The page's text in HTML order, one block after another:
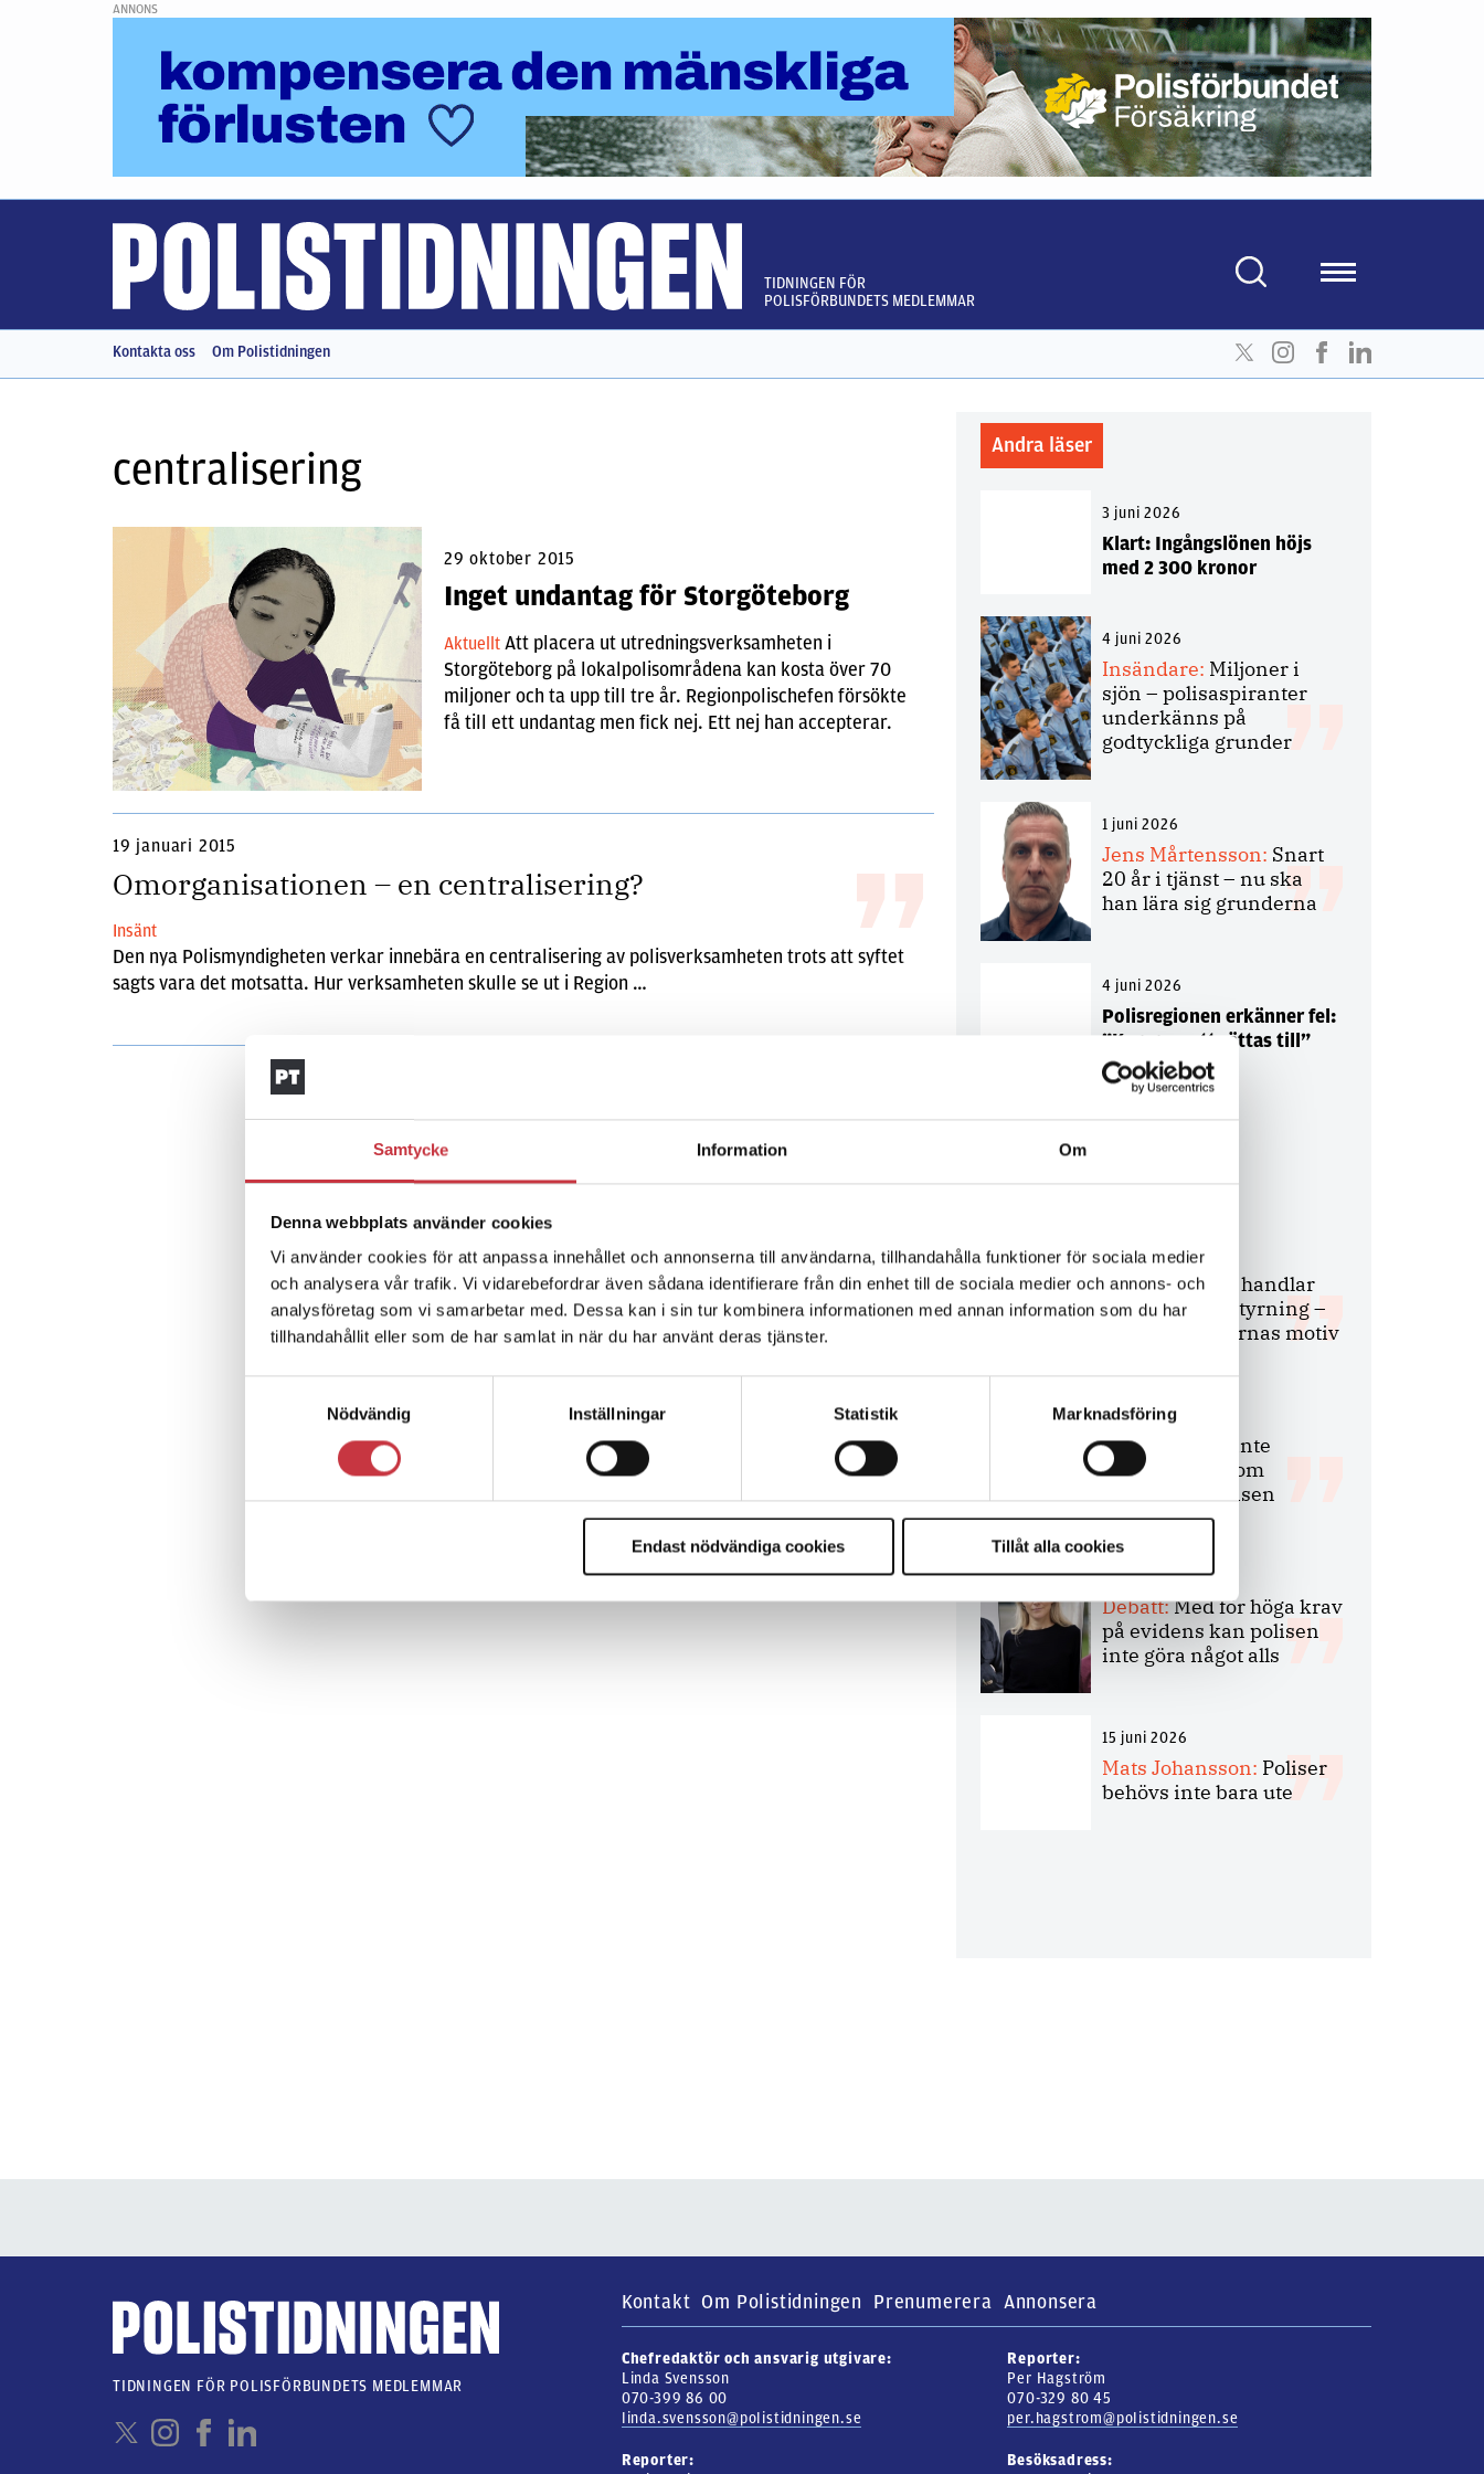
Samtycke Information Om
Denna webbplats använder cookies
Vi använder cookies för att anpassa innehållet och annonserna till användarna, tillhandahålla funktioner för sociala medier
och analysera vår trafik. Vi vidarebefordrar även sådana identifierare från din enhet till de sociala medier och annons- och
analysföretag som vi samarbetar med. Dessa kan i sin tur kombinera informationen med annan information som du har
tillhandahållit eller som de har samlat in när du har använt deras tjänster.
Nödvändig
Inställningar Statistik Marknadsföring
Endast nödvändiga cookies Tillåt alla cookies
ANNONS
TIDNINGEN FÖR
POLISFÖRBUNDETS MEDLEMMAR
Kontakta oss Om Polistidningen
centralisering
29 oktober 2015
Inget undantag för Storgöteborg
Aktuellt Att placera ut utredningsverksamheten i
Storgöteborg på lokalpolisområdena kan kosta över 70
miljoner och ta upp till tre år. Regionpolischefen försökte
få till ett undantag men fick nej. Ett nej han accepterar.
19 januari 2015
Omorganisationen – en centralisering?
Insänt
Den nya Polismyndigheten verkar innebära en centralisering av polisverksamheten trots att syftet
sagts vara det motsatta. Hur verksamheten skulle se ut i Region …
Andra läser
3 juni 2026
Klart: Ingångslönen höjs
med 2 300 kronor
4 juni 2026
Insändare: Miljoner i
sjön – polisaspiranter
underkänns på
godtyckliga grunder
1 juni 2026
Jens Mårtensson: Snart
20 år i tjänst – nu ska
han lära sig grunderna
4 juni 2026
Polisregionen erkänner fel:
”Kommer att rättas till”
Debatt
9 juli 2026
Slutreplik:Det handlar
om kunskapsstyrning –
inte om forskarnas motiv
8 juli 2026
Replik:
Det är inte
evidenskrav som
bakbinder polisen
7 juli 2026
Debatt:Med för höga krav
på evidens kan polisen
inte göra något alls
15 juni 2026
Mats Johansson: Poliser
behövs inte bara ute
Kontakt Om Polistidningen Prenumerera Annonsera
Chefredaktör och ansvarig utgivare:
Linda Svensson
070-399 86 00
linda.svensson@polistidningen.se
Reporter:
Per Hagström
070-329 80 45
per.hagstrom@polistidningen.se
Reporter:
Besöksadress:
TIDNINGEN FÖR POLISFÖRBUNDETS MEDLEMMAR